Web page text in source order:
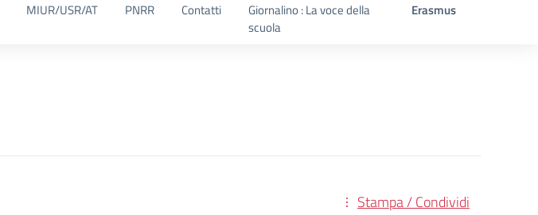
MIUR/USR/AT PNRR Contatti
Giornalino : La voce della
scuola
Erasmus
Stampa / Condividi